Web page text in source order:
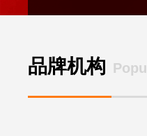
品牌机构